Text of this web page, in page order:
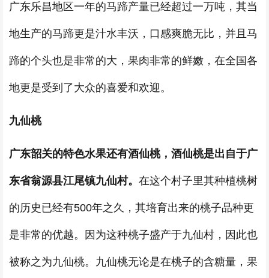
广东乐昌地区一年的马蹄产量已经超过一万吨，其当
地生产的马蹄更是汁水丰沃，口感爽脆无比，并且马
蹄的个头也是非常的大，果肉非常的鲜嫩，在全国各
地更是受到了大众的喜爱和欢迎。
九仙桃
广东韶关的特色水果还有酒仙桃，酒仙桃是出自于广
东省翁源县江尾镇九仙村。 在这个村子里其种植桃树
的历史已经有500年之久，其培育出来的桃子品种更
是非常的优越。因为这种桃子盛产于九仙村，因此也
被称之为九仙桃。九仙桃无论是在桃子的含糖量，果